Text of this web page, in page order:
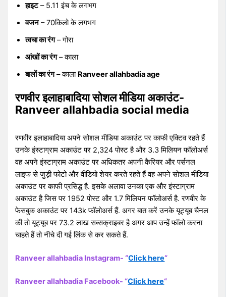
हाइट– 5.11 इंच के लगभग
वजन– 70किलो के लगभग
त्वचा का रंग– गोरा
आंखों का रंग– काला
बालों का रंग– काला Ranveer allahbadia age
रणवीर इलाहाबादिया सोशल मीडिया अकाउंट-
Ranveer allahbadia social media
रणवीर इलाहाबादिया अपने सोशल मीडिया अकाउंट पर काफी एक्टिव रहते हैं
उनके इंस्टाग्राम अकाउंट पर 2,324 पोस्ट है और 3.3 मिलियन फॉलोअर्स
वह अपने इंस्टाग्राम अकाउंट पर अधिकतर अपनी कैरियर और पर्सनल
लाइफ से जुड़ी फोटो और वीडियो शेयर करते रहते हैं वह अपने सोशल मीडिया
अकाउंट पर काफी प्रसिद्ध है. इसके अलावा उनका एक और इंस्टाग्राम
अकाउंट है जिस पर 1952 पोस्ट और 1.7 मिलियन फॉलोअर्स है. रणवीर के
फेसबुक अकाउंट पर 143k फॉलोअर्स हैं. अगर बात करें उनके यूट्यूब चैनल
की तो यूट्यूब पर 73.2 लाख सब्सक्राइबर है अगर आप उन्हें फॉलो करना
चाहते हैं तो नीचे दी गई लिंक से कर सकते हैं.
Ranveer allahbadia Instagram- “Click here“
Ranveer allahbadia Facebook- “Click here“